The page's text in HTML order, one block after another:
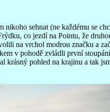
sehnat (ne každému se
co jezdí na Pointu, že
na vrchol modrou značku a
v pohodě zvládli první
krásný pohled na krajinu a tak